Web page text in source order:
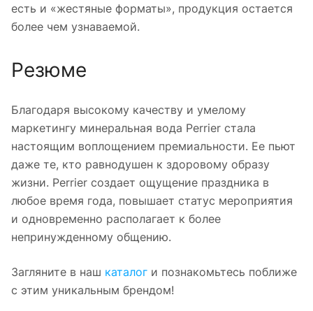
есть и «жестяные форматы», продукция остается
более чем узнаваемой.
Резюме
Благодаря высокому качеству и умелому
маркетингу минеральная вода Perrier стала
настоящим воплощением премиальности. Ее пьют
даже те, кто равнодушен к здоровому образу
жизни. Perrier создает ощущение праздника в
любое время года, повышает статус мероприятия
и одновременно располагает к более
непринужденному общению.
Загляните в наш каталог и познакомьтесь поближе
с этим уникальным брендом!